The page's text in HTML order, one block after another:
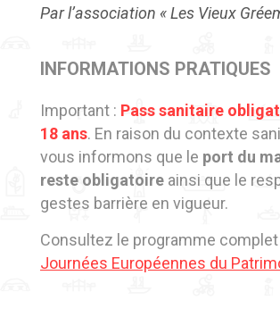
Par l’association « Les Vieux
INFORMATIONS PRATIQUES
Important : Pass sanitaire
18 ans. En raison du contexte
vous informons que le port du
reste obligatoire ainsi que le
gestes barrière en vigueur.
Consultez le programme
Journées Européennes du